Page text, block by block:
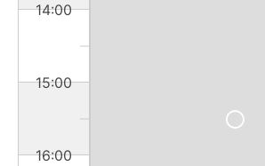
14:00
15:00
16:00